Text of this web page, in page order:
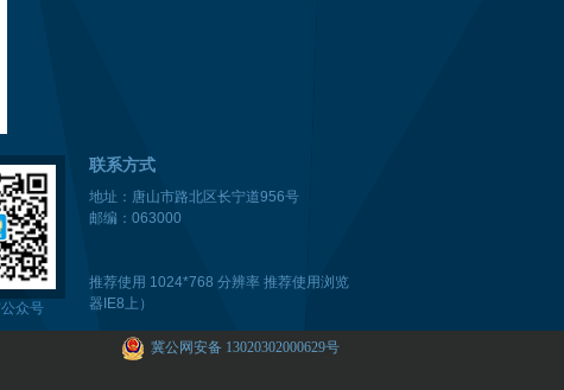
众号
联系方式
地址：唐山市路北区长宁道956号
邮编：063000
推荐使用 1024*768 分辨率 推荐使用浏览
器IE8上）
冀公网安备 13020302000629号